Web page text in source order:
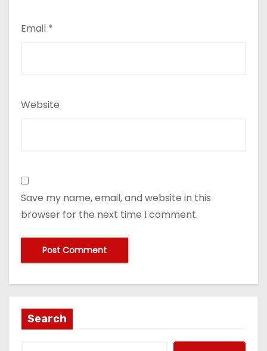
Email *
Website
Save my name, email, and website in this
browser for the next time I comment.
Search